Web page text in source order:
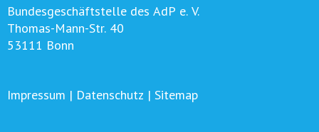
Bundesgeschäftstelle des AdP e. V.
Thomas-Mann-Str. 40
53111 Bonn
Impressum | Datenschutz | Sitemap